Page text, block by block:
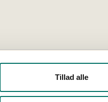
Tillad alle